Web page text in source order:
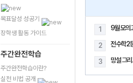
목표달성 성공기
장학생 활동 가이드
주간완전학습
주간완전학습이란?
실천 비법 공개
1 9월 모의
2 전수학2
3 망설 그